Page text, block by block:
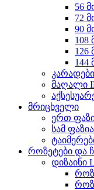
56
72
90
108
126
144
კარადები
მაღალი
მრიცხველი
ერთ
სამ
როზეტები და
დიზაინი